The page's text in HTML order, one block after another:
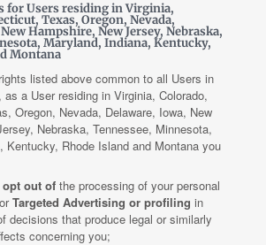
for Users residing in Virginia,
Texas, Oregon, Nevada,
Hampshire, New Jersey, Nebraska,
Maryland, Indiana, Kentucky,
Montana
listed above common to all Users in
a User residing in Virginia, Colorado,
Oregon, Nevada, Delaware, Iowa, New
Nebraska, Tennessee, Minnesota,
Kentucky, Rhode Island and Montana you
out of the processing of your personal
Targeted Advertising or profiling in
decisions that produce legal or similarly
concerning you;